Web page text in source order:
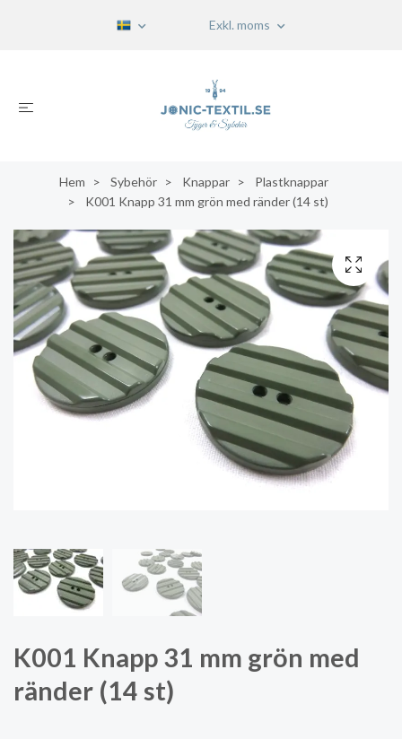
Exkl. moms
Hem Sybehör Knappar
Plastknappar
K001 Knapp 31 mm grön med ränder (14 st)
K001 Knapp 31 mm grön med
ränder (14 st)